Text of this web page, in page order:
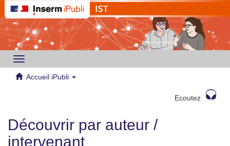
Toggle
navigation
Accueil iPubli
Ecoutez
Découvrir par auteur /
intervenant